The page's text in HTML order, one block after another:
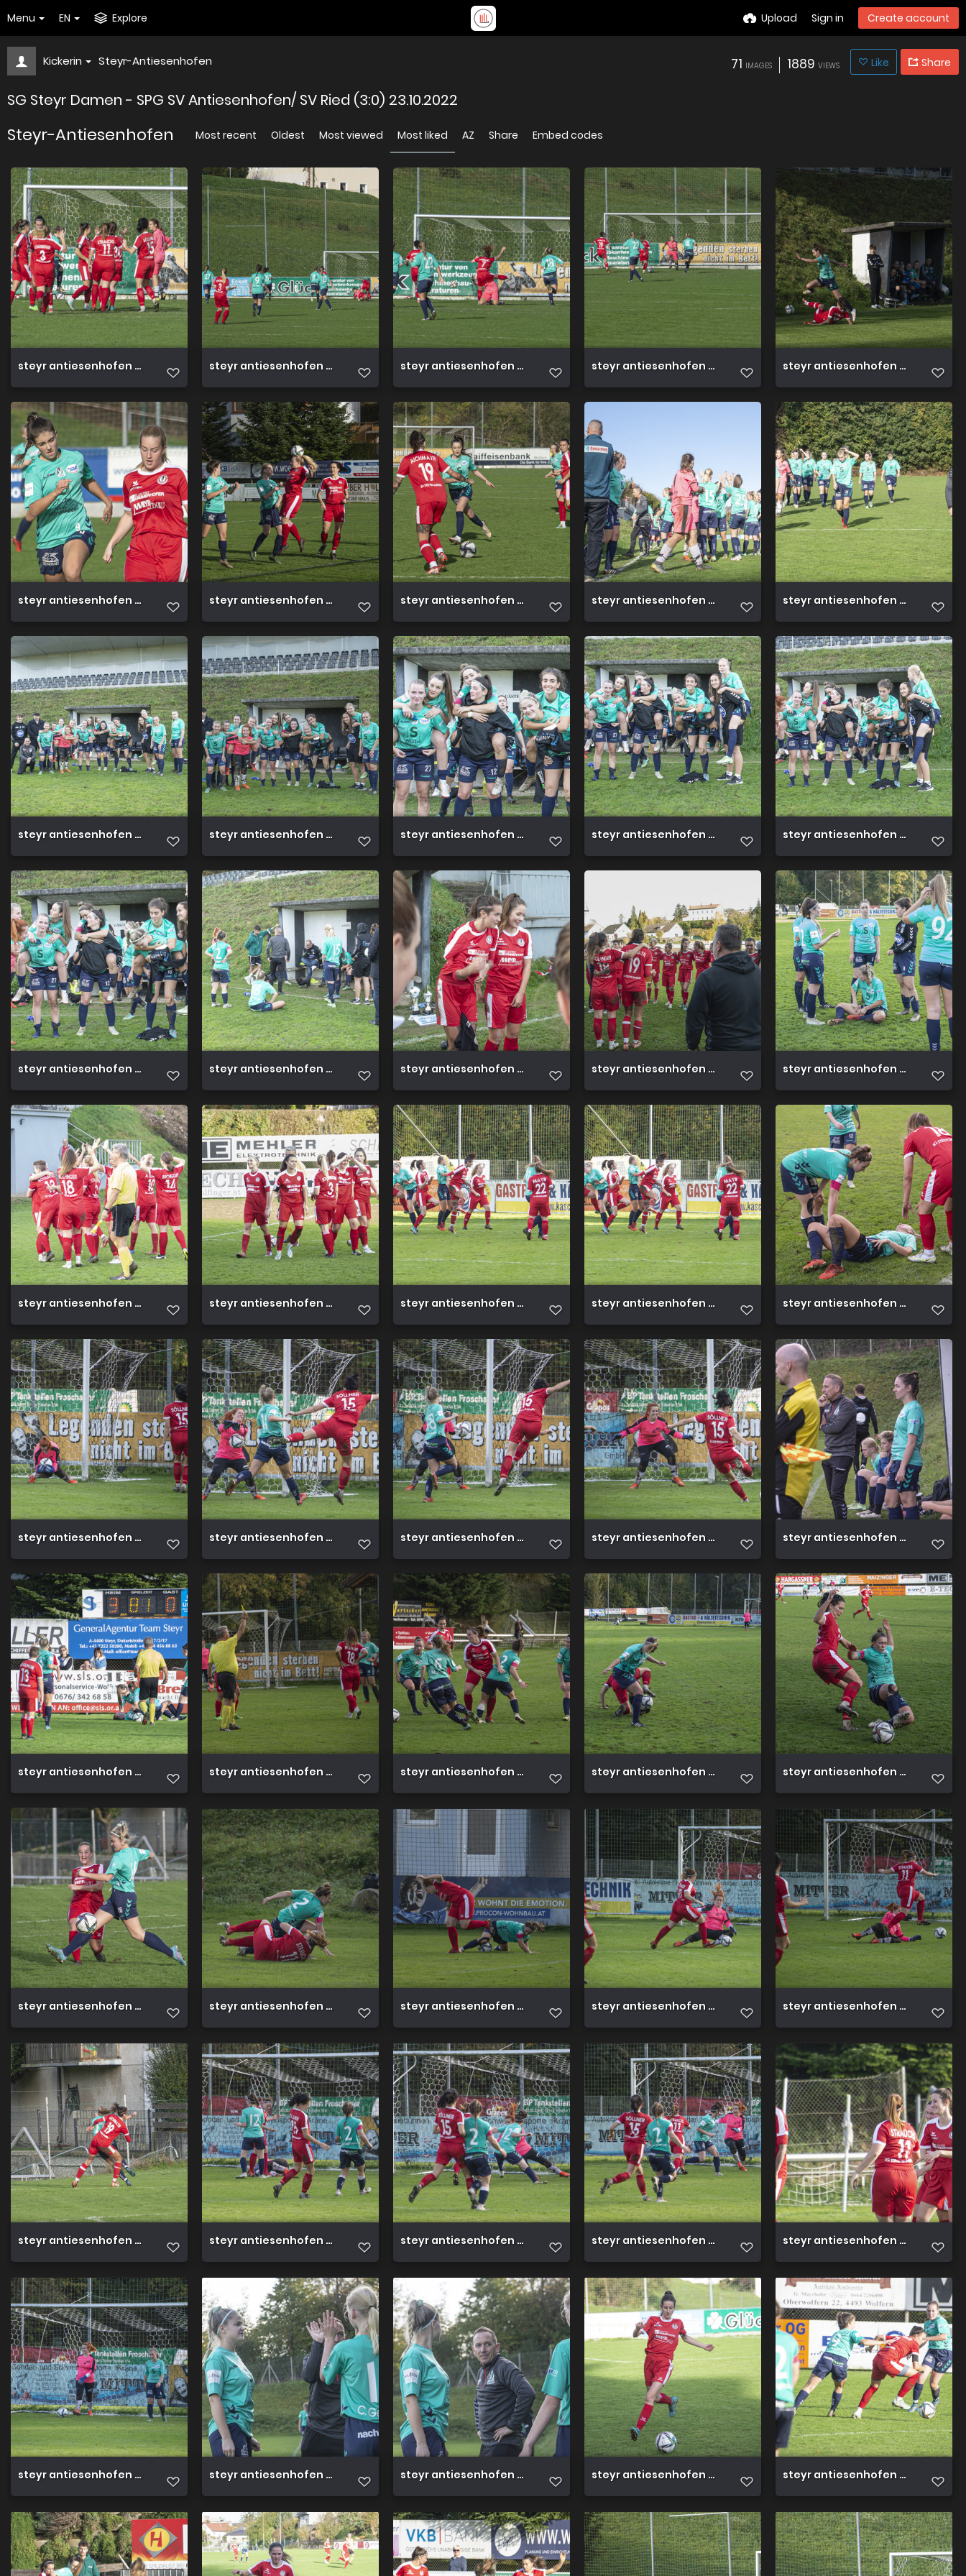
Menu EN Explore Upload Sign in Create account
Kickerin Steyr-Antiesenhofen 71 IMAGES 1889 VIEWS Like Share
SG Steyr Damen - SPG SV Antiesenhofen/ SV Ried (3:0) 23.10.2022
Steyr-Antiesenhofen Most recent Oldest Most viewed Most liked AZ Share Embed codes
steyr antiesenhofen 3 0 23 10 2022 9steyr antiesenhofen 3 0 23 10 2022 8steyr antiesenhofen 3 0 23 10 2022 7steyr antiesenhofen 3 0 23 10 2022 6steyr antiesenhofen 3 0 23 10
steyr antiesenhofen 3 0 23 10 2022 5steyr antiesenhofen 3 0 23 10 2022 4steyr antiesenhofen 3 0 23 10 2022 2steyr antiesenhofen 3 0 23 10 2022 1steyr antiesenhofen 3 0 23 10
steyr antiesenhofen 3 0 23 10 2022 70steyr antiesenhofen 3 0 23 10 2022 69steyr antiesenhofen 3 0 23 10 2022 68steyr antiesenhofen 3 0 23 10 2022 67steyr antiesenhofen 3 0 23 10
steyr antiesenhofen 3 0 23 10 2022 65steyr antiesenhofen 3 0 23 10 2022 64steyr antiesenhofen 3 0 23 10 2022 63steyr antiesenhofen 3 0 23 10 2022 62steyr antiesenhofen 3 0 23 10
steyr antiesenhofen 3 0 23 10 2022 60steyr antiesenhofen 3 0 23 10 2022 59steyr antiesenhofen 3 0 23 10 2022 58steyr antiesenhofen 3 0 23 10 2022 57steyr antiesenhofen 3 0 23 10
steyr antiesenhofen 3 0 23 10 2022 55steyr antiesenhofen 3 0 23 10 2022 54steyr antiesenhofen 3 0 23 10 2022 53steyr antiesenhofen 3 0 23 10 2022 52steyr antiesenhofen 3 0 23 10
steyr antiesenhofen 3 0 23 10 2022 50steyr antiesenhofen 3 0 23 10 2022 49steyr antiesenhofen 3 0 23 10 2022 48steyr antiesenhofen 3 0 23 10 2022 47steyr antiesenhofen 3 0 23 10
steyr antiesenhofen 3 0 23 10 2022 45steyr antiesenhofen 3 0 23 10 2022 44steyr antiesenhofen 3 0 23 10 2022 43steyr antiesenhofen 3 0 23 10 2022 41steyr antiesenhofen 3 0 23 10
steyr antiesenhofen 3 0 23 10 2022 40steyr antiesenhofen 3 0 23 10 2022 39steyr antiesenhofen 3 0 23 10 2022 38steyr antiesenhofen 3 0 23 10 2022 37steyr antiesenhofen 3 0 23 10
steyr antiesenhofen 3 0 23 10 2022 35steyr antiesenhofen 3 0 23 10 2022 34steyr antiesenhofen 3 0 23 10 2022 33steyr antiesenhofen 3 0 23 10 2022 32steyr antiesenhofen 3 0 23 10